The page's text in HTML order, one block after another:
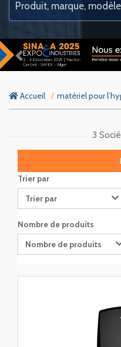
Previous
Accueil matériel pour
3
Trier par
Trier par
Nombre de produits
Nombre de produits